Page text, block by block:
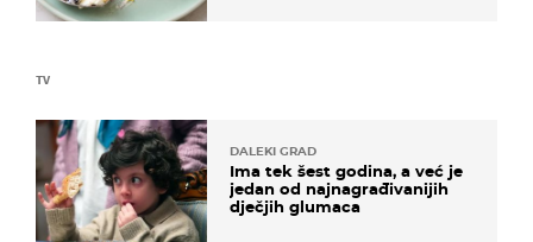
TV
DALEKI GRAD
Ima tek šest godina, a već je
jedan od najnagrađivanijih
dječjih glumaca